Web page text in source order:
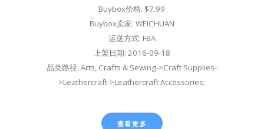
Buybox价格: $7.99
Buybox卖家: WEICHUAN
运送方式: FBA
上架日期: 2016-09-18
品类路径: Arts, Crafts & Sewing->Craft Supplies-
>Leathercraft->Leathercraft Accessories;
查看更多